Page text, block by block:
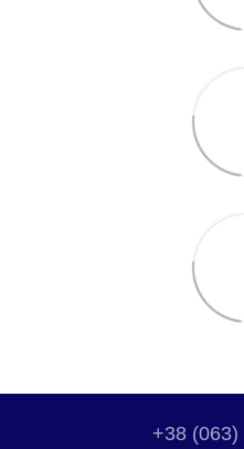
+38 (063)